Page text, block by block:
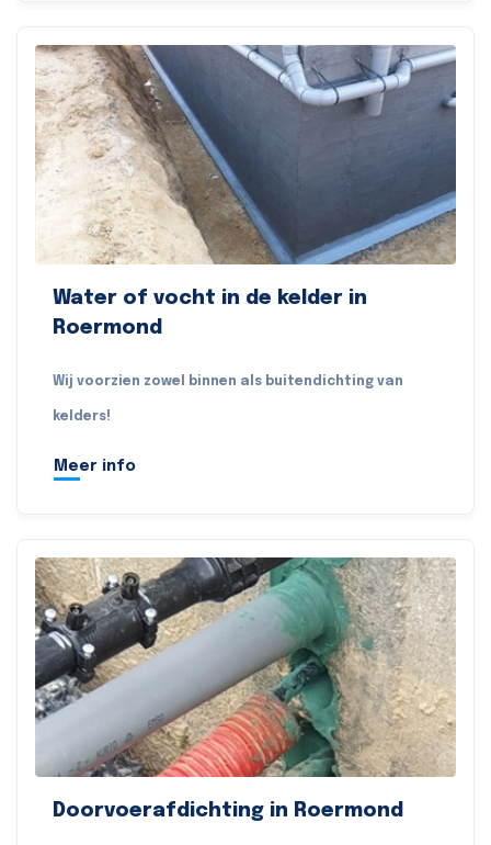
Water of vocht in de kelder in
Roermond
Wij voorzien zowel binnen als buitendichting van
kelders!
Meer info
Doorvoerafdichting in Roermond